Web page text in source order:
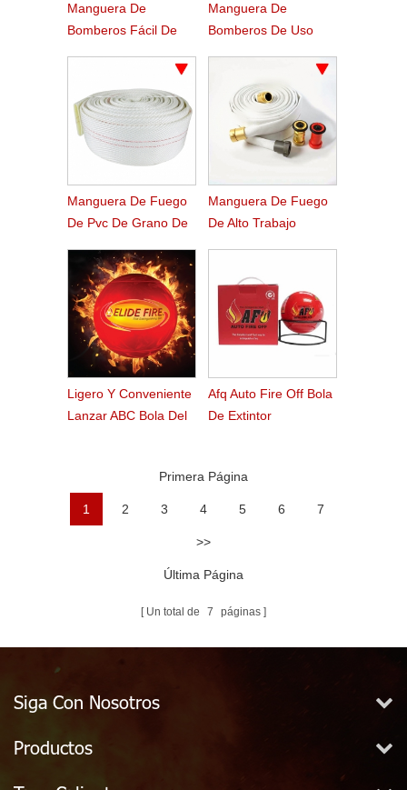
Manguera De
Bomberos Fácil De
Manguera De
Bomberos De Uso
Presión De Trabajo
Manguera De Fuego
De Pvc De Grano De
Resistente Rugoso
Patentada Patentada
Manguera De Fuego
De Alto Trabajo
Forestal
Ligero Y Conveniente
Lanzar ABC Bola Del
Afq Auto Fire Off Bola
De Extintor
Primera Página
1 2 3 4 5 6 7
>>
Última Página
Un total de 7 páginas
Siga Con Nosotros
Productos